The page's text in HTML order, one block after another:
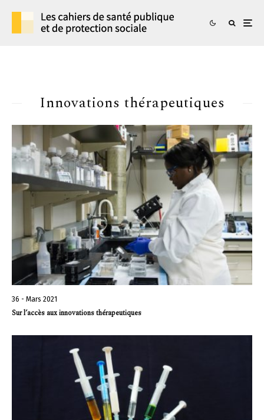
Innovations thérapeutiques
36 - Mars 2021
Sur l’accès aux innovations thérapeutiques